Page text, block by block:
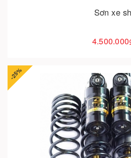
Sơn xe sh
-25%